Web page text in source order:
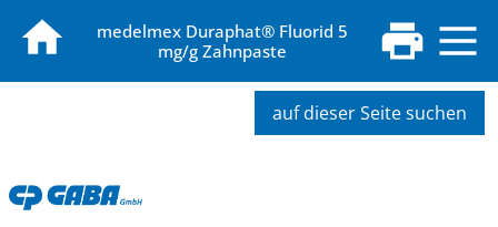
medelmex Duraphat® Fluorid 5
mg/g Zahnpaste
auf dieser Seite suchen